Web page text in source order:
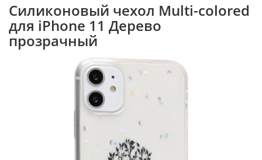
Силиконовый чехол Multi-colored
для iPhone 11 Дерево
прозрачный